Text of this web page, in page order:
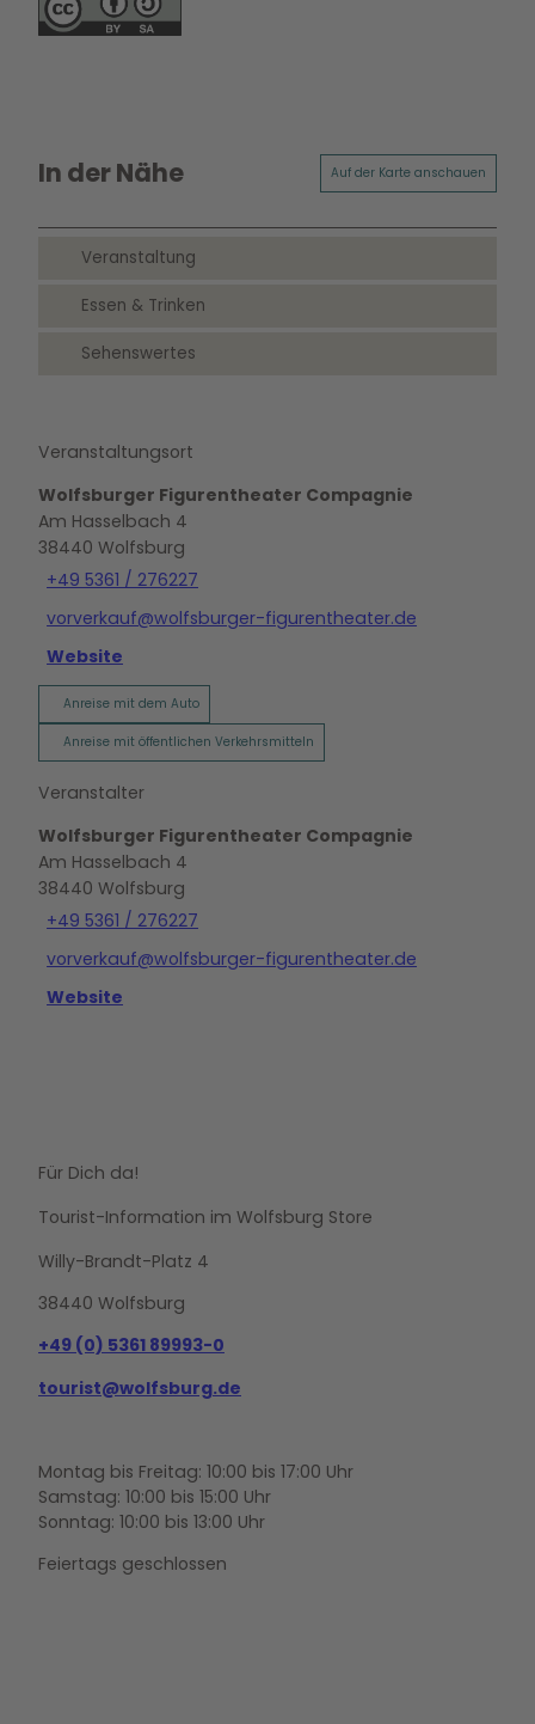
In der Nähe Auf der Karte anschauen
Veranstaltung
Essen & Trinken
Sehenswertes
Veranstaltungsort
Wolfsburger Figurentheater Compagnie
Am Hasselbach 4
38440 Wolfsburg
+49 5361 / 276227
vorverkauf@wolfsburger-figurentheater.de
Website
Anreise mit dem Auto
Anreise mit öffentlichen Verkehrsmitteln
Veranstalter
Wolfsburger Figurentheater Compagnie
Am Hasselbach 4
38440 Wolfsburg
+49 5361 / 276227
vorverkauf@wolfsburger-figurentheater.de
Website
Für Dich da!
Tourist-Information im Wolfsburg Store
Willy-Brandt-Platz 4
38440 Wolfsburg
+49 (0) 5361 89993-0
tourist@wolfsburg.de
Montag bis Freitag: 10:00 bis 17:00 Uhr
Samstag: 10:00 bis 15:00 Uhr
Sonntag: 10:00 bis 13:00 Uhr
Feiertags geschlossen